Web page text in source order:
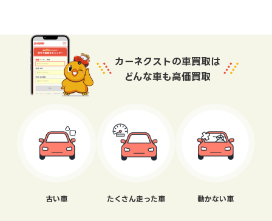
カーネクストの車買取は
どんな車も高価買取
古い車 たくさん走った車 動かない車